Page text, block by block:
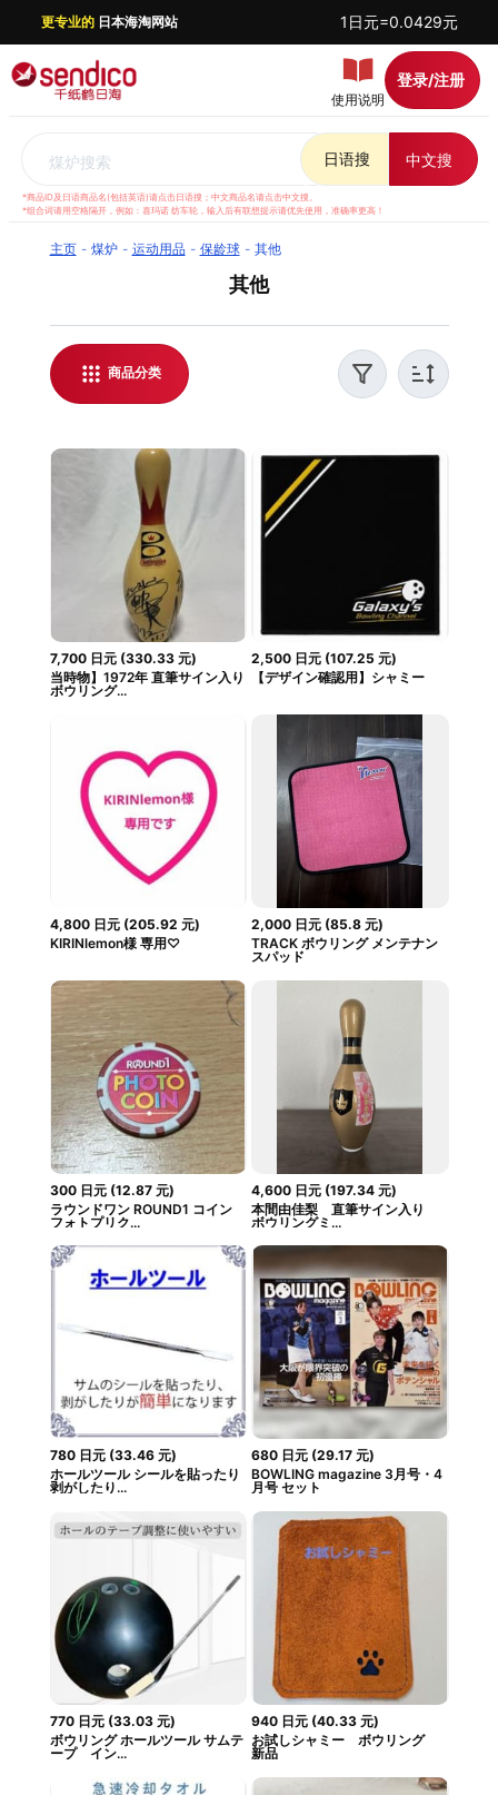
更专业的日本海淘网站 1日元=0.0429元
使用说明
登录/注册
煤炉搜索 日语搜 中文搜
*商品ID及日语商品名(包括英语)请点击日语搜；中文商品名请点击中文搜。
*组合词请用空格隔开，例如：喜玛诺 纺车轮，输入后有联想提示请优先使用，准确率更高！
主页 煤炉 运动用品 保龄球 其他
其他
千纸鹤日淘提供日本煤炉 其他代购服务，支持实时
汇率结算，方便全球华人日本海淘。我们提供优质
客服支持，解答日淘相关问题，并对每件商品进行
稳妥打包，保障运输安全。无论是购买日本其他还
现
商品分类
7,700 日元(330.33 元)
当時物】1972年 直筆サイン入り
ボウリング...
2,500 日元 (107.25 元)
【デザイン確認用】シャミー
4,800 日元(205.92 元)
KIRINlemon様 専用♡
2,000 日元 (85.8 元)
TRACK ボウリング メンテナン
スパッド
300 日元(12.87 元)
ラウンドワン ROUND1 コイン
フォトプリク...
4,600 日元 (197.34 元)
本間由佳梨 直筆サイン入り
ボウリングミ...
780 日元(33.46 元)
ホールツール シールを貼ったり
剥がしたり...
680 日元 (29.17 元)
BOWLING magazine 3月号・4
月号 セット
770 日元(33.03 元)
ボウリング ホールツール サムテ
ープ イン...
940 日元 (40.33 元)
お試しシャミー ボウリング
新品